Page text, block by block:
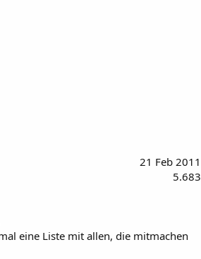
21 Feb 2011
5.683
eine Liste mit allen, die mitmachen